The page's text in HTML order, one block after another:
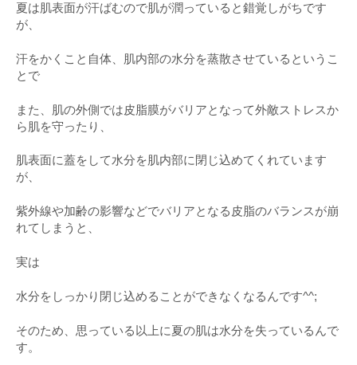
夏は肌表面が汗ばむので肌が潤っていると錯覚しがちです
が、
汗をかくこと自体、肌内部の水分を蒸散させているというこ
とで
また、肌の外側では皮脂膜がバリアとなって外敵ストレスか
ら肌を守ったり、
肌表面に蓋をして水分を肌内部に閉じ込めてくれています
が、
紫外線や加齢の影響などでバリアとなる皮脂のバランスが崩
れてしまうと、
実は
水分をしっかり閉じ込めることができなくなるんです^^;
そのため、思っている以上に夏の肌は水分を失っているんで
す。